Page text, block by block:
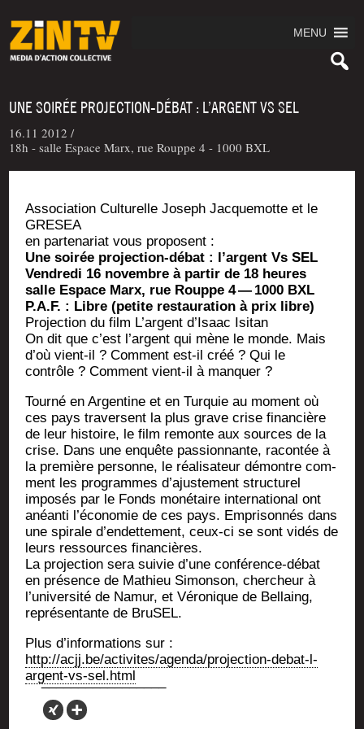
MENU
UNE SOIRÉE PROJECTION-DÉBAT : L’ARGENT VS SEL
16.11 2012 /
18h - salle Espace Marx, rue Rouppe 4 - 1000 BXL
Asso­cia­tion Cultu­relle Joseph Jac­que­motte et le
GRESEA
en par­te­na­riat vous proposent :
Une soi­rée pro­jec­tion-débat : l’argent Vs SEL
Ven­dre­di 16 novembre à par­tir de 18 heures
salle Espace Marx, rue Rouppe 4 — 1000 BXL
P.A.F. : Libre (petite res­tau­ra­tion à prix libre)
Pro­jec­tion du film L’argent d’I­saac Isitan
On dit que c’est l’argent qui mène le monde. Mais
d’où vient-il ? Com­ment est-il créé ? Qui le
contrôle ? Com­ment vient-il à manquer ?
Tour­né en Argen­tine et en Tur­quie au moment où
ces pays tra­versent la plus grave crise finan­cière
de leur his­toire, le film remonte aux sources de la
crise. Dans une enquête pas­sion­nante, racon­tée à
la pre­mière per­sonne, le réa­li­sa­teur démontre com­
ment les pro­grammes d’ajustement struc­tu­rel
impo­sés par le Fonds moné­taire inter­na­tio­nal ont
anéan­ti l’économie de ces pays. Empri­son­nés dans
une spi­rale d’endettement, ceux-ci se sont vidés de
leurs res­sources financières.
La pro­jec­tion sera sui­vie d’une confé­rence-débat
en pré­sence de Mathieu Simon­son, cher­cheur à
l’université de Namur, et Véro­nique de Bel­laing,
repré­sen­tante de BruSEL.
Plus d’in­for­ma­tions sur :
http://acjj.be/activites/agenda/projection-debat-l-
argent-vs-sel.html